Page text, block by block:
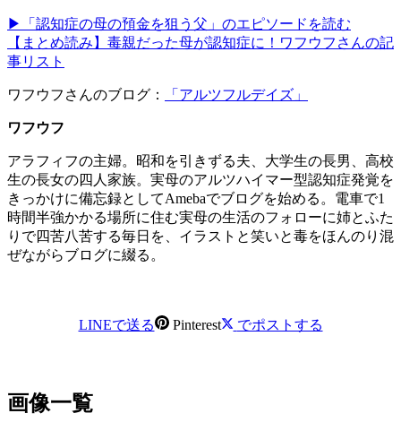
▶「認知症の母の預金を狙う父」のエピソードを読む
【まとめ読み】毒親だった母が認知症に！ワフウフさんの記
事リスト
ワフウフさんのブログ： 「アルツフルデイズ」
ワフウフ
アラフィフの主婦。昭和を引きずる夫、大学生の長男、高校
生の長女の四人家族。実母のアルツハイマー型認知症発覚を
きっかけに備忘録としてAmebaでブログを始める。電車で1
時間半強かかる場所に住む実母の生活のフォローに姉とふた
りで四苦八苦する毎日を、イラストと笑いと毒をほんのり混
ぜながらブログに綴る。
LINEで送る Pinterest でポストする
画像一覧